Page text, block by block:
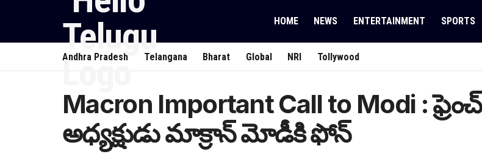
HOME NEWS ENTERTAINMENT SPORTS
Andhra Pradesh Telangana Bharat Global NRI Tollywood
Macron Important Call to Modi : ఫ్రెంచ్
అధ్యక్షుడు మాక్రాన్ మోడీకి ఫోన్